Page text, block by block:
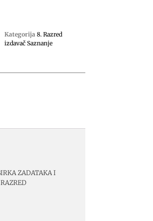
Kategorija 8. Razred
izdavač Saznanje
ZADATAKA I